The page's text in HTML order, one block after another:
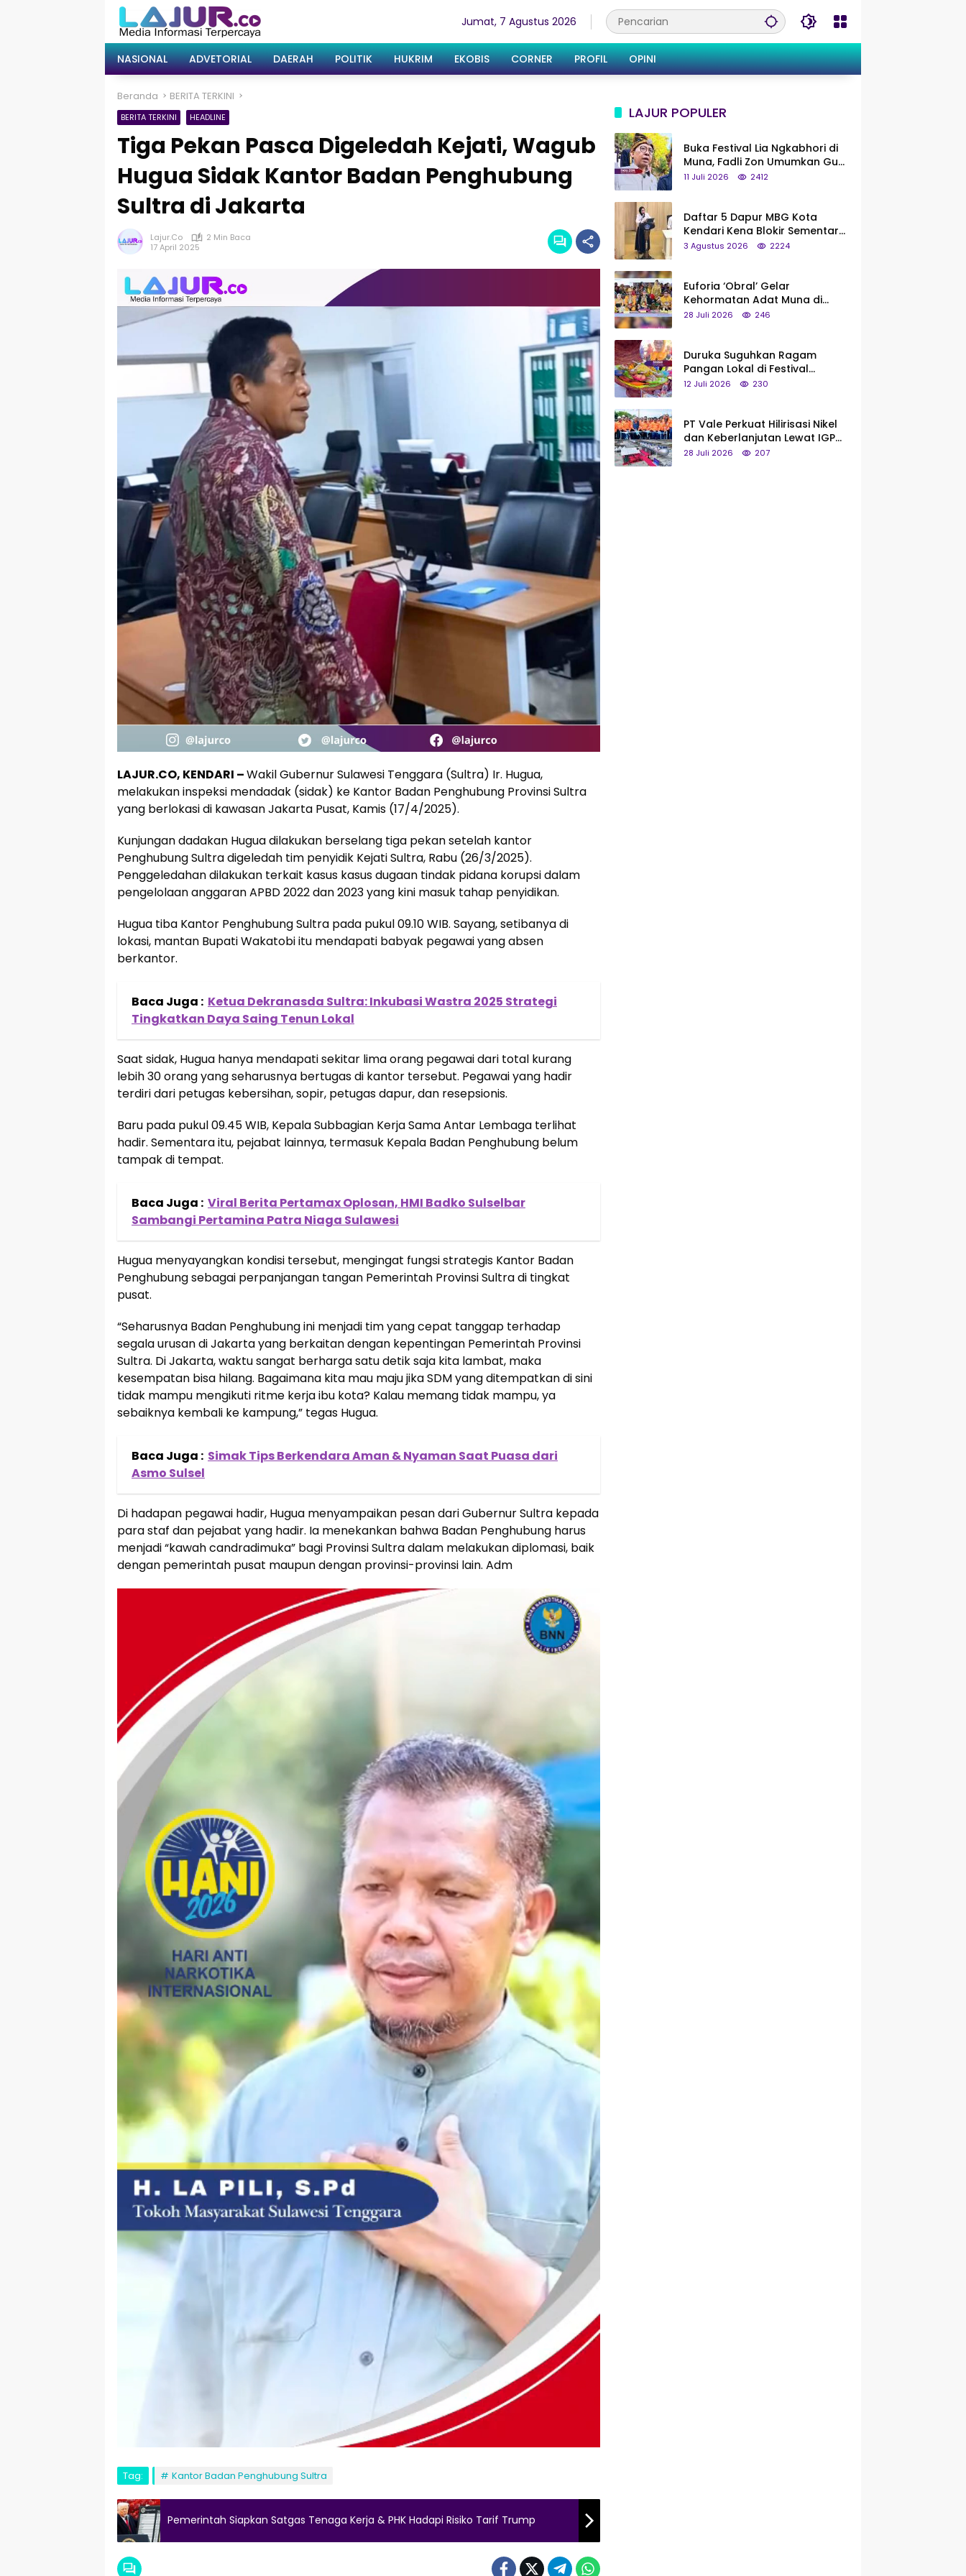
Jumat, 7 Agustus 2026
NASIONAL ADVETORIAL DAERAH POLITIK HUKRIM EKOBIS CORNER PROFIL OPINI
Beranda BERITA TERKINI
BERITA TERKINI HEADLINE
Tiga Pekan Pasca Digeledah Kejati, Wagub
Hugua Sidak Kantor Badan Penghubung
Sultra di Jakarta
Lajur.co
2 Min Baca
17 April 2025
LAJUR.CO, KENDARI –Wakil Gubernur Sulawesi Tenggara (Sultra) Ir. Hugua,
melakukan inspeksi mendadak (sidak) ke Kantor Badan Penghubung Provinsi Sultra
yang berlokasi di kawasan Jakarta Pusat, Kamis (17/4/2025).
Kunjungan dadakan Hugua dilakukan berselang tiga pekan setelah kantor
Penghubung Sultra digeledah tim penyidik Kejati Sultra, Rabu (26/3/2025).
Penggeledahan dilakukan terkait kasus kasus dugaan tindak pidana korupsi dalam
pengelolaan anggaran APBD 2022 dan 2023 yang kini masuk tahap penyidikan.
Hugua tiba Kantor Penghubung Sultra pada pukul 09.10 WIB. Sayang, setibanya di
lokasi, mantan Bupati Wakatobi itu mendapati babyak pegawai yang absen
berkantor.
Baca Juga : Ketua Dekranasda Sultra: Inkubasi Wastra 2025 Strategi
Tingkatkan Daya Saing Tenun Lokal
Saat sidak, Hugua hanya mendapati sekitar lima orang pegawai dari total kurang
lebih 30 orang yang seharusnya bertugas di kantor tersebut. Pegawai yang hadir
terdiri dari petugas kebersihan, sopir, petugas dapur, dan resepsionis.
Baru pada pukul 09.45 WIB, Kepala Subbagian Kerja Sama Antar Lembaga terlihat
hadir. Sementara itu, pejabat lainnya, termasuk Kepala Badan Penghubung belum
tampak di tempat.
Baca Juga : Viral Berita Pertamax Oplosan, HMI Badko Sulselbar
Sambangi Pertamina Patra Niaga Sulawesi
Hugua menyayangkan kondisi tersebut, mengingat fungsi strategis Kantor Badan
Penghubung sebagai perpanjangan tangan Pemerintah Provinsi Sultra di tingkat
pusat.
“Seharusnya Badan Penghubung ini menjadi tim yang cepat tanggap terhadap
segala urusan di Jakarta yang berkaitan dengan kepentingan Pemerintah Provinsi
Sultra. Di Jakarta, waktu sangat berharga satu detik saja kita lambat, maka
kesempatan bisa hilang. Bagaimana kita mau maju jika SDM yang ditempatkan di sini
tidak mampu mengikuti ritme kerja ibu kota? Kalau memang tidak mampu, ya
sebaiknya kembali ke kampung,” tegas Hugua.
Baca Juga : Simak Tips Berkendara Aman & Nyaman Saat Puasa dari
Asmo Sulsel
Di hadapan pegawai hadir, Hugua menyampaikan pesan dari Gubernur Sultra kepada
para staf dan pejabat yang hadir. Ia menekankan bahwa Badan Penghubung harus
menjadi “kawah candradimuka” bagi Provinsi Sultra dalam melakukan diplomasi, baik
dengan pemerintah pusat maupun dengan provinsi-provinsi lain. Adm
Tag: Kantor Badan Penghubung Sultra
Pemerintah Siapkan Satgas Tenaga Kerja & PHK Hadapi Risiko Tarif Trump
LAJUR POPULER
Buka Festival Lia Ngkabhori di
Muna, Fadli Zon Umumkan Gua
Metanduno Segera Naik Status
11 Juli 2026 2412
Daftar 5 Dapur MBG Kota
Kendari Kena Blokir Sementara
dari Pusat
3 Agustus 2026 2224
Euforia ‘Obral’ Gelar
Kehormatan Adat Muna di
Silaturahmi KKMM, Ridwan Bae:
28 Juli 2026 246
Duruka Suguhkan Ragam
Pangan Lokal di Festival
Liangkobhori, Dari Umbi Rebus
12 Juli 2026 230
PT Vale Perkuat Hilirisasi Nikel
dan Keberlanjutan Lewat IGP
Morowali
28 Juli 2026 207